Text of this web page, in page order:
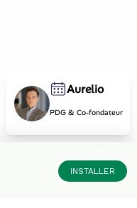
Aurelio
PDG & Co-fondateur
INSTALLER